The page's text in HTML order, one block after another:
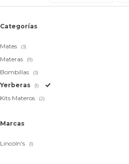
Categorías
Mates (3)
Materas (11)
Bombillas (3)
Yerberas (1)
Kits Materos (2)
Marcas
Lincoln's (1)